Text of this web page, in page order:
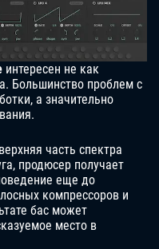
интересен не как
Большинство проблем с
а значительно
часть спектра
продюсер получает
еще до
компрессоров и
бас может
место в